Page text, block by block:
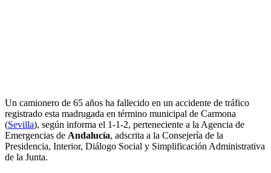
Un camionero de 65 años ha fallecido en un accidente de tráfico
registrado esta madrugada en término municipal de Carmona
(Sevilla), según informa el 1-1-2, perteneciente a la Agencia de
Emergencias de Andalucía, adscrita a la Consejería de la
Presidencia, Interior, Diálogo Social y Simplificación Administrativa
de la Junta.